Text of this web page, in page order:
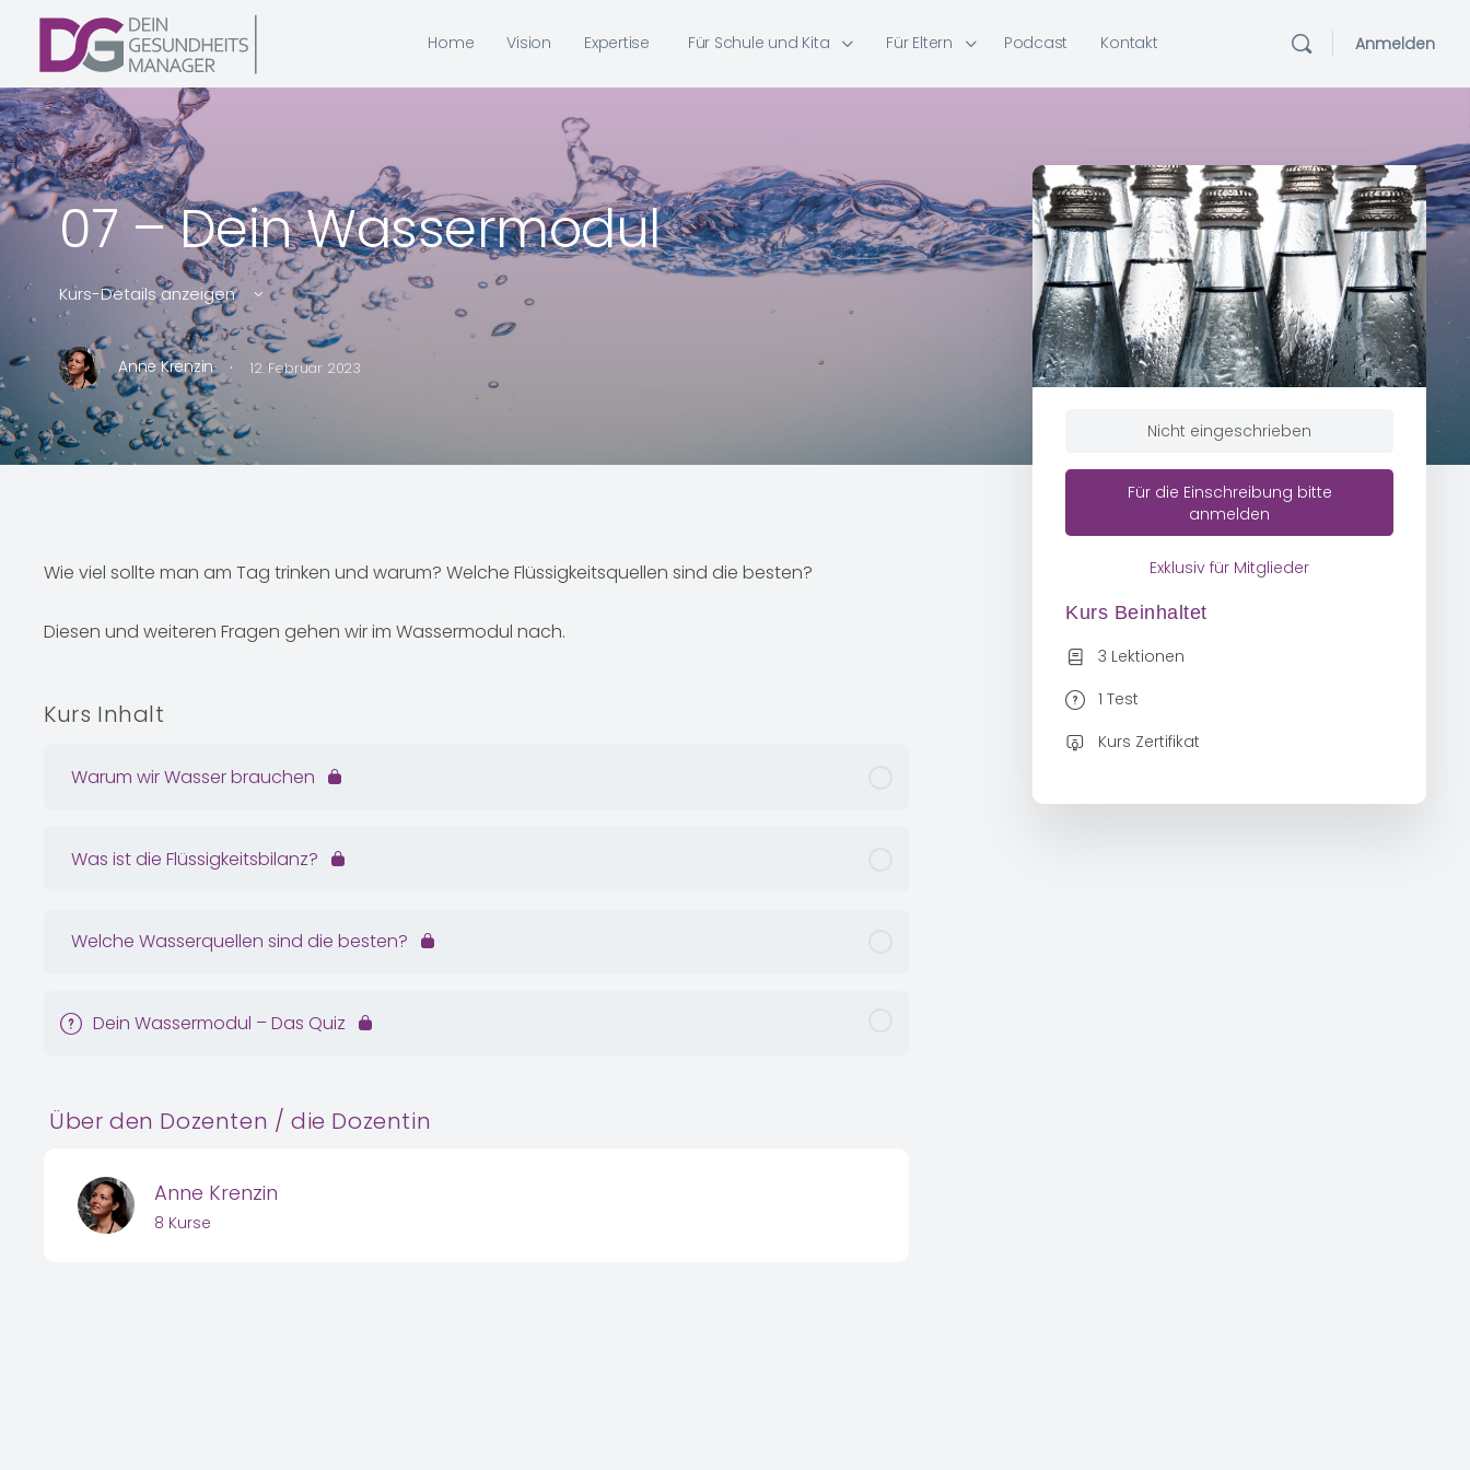
Home Vision Expertise Für Schule und Kita Für Eltern Podcast Kontakt Anmelden
07 – Dein Wassermodul
Kurs-Details anzeigen
Anne Krenzin · 12. Februar 2023
Wie viel sollte man am Tag trinken und warum? Welche Flüssigkeitsquellen sind die besten?
Diesen und weiteren Fragen gehen wir im Wassermodul nach.
Kurs Inhalt
Warum wir Wasser brauchen
Was ist die Flüssigkeitsbilanz?
Welche Wasserquellen sind die besten?
Dein Wassermodul – Das Quiz
Über den Dozenten / die Dozentin
Anne Krenzin
8 Kurse
Nicht eingeschrieben
Für die Einschreibung bitte
anmelden
Exklusiv für Mitglieder
Kurs Beinhaltet
3 Lektionen
1 Test
Kurs Zertifikat